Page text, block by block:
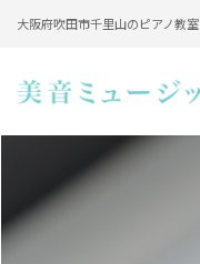
大阪府吹田市千里山のピアノ教室